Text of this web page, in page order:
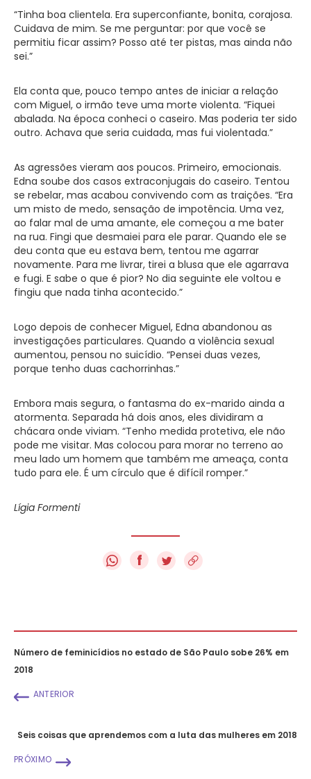
“Tinha boa clientela. Era superconfiante, bonita, corajosa.
Cuidava de mim. Se me perguntar: por que você se
permitiu ficar assim? Posso até ter pistas, mas ainda não
sei.”
Ela conta que, pouco tempo antes de iniciar a relação
com Miguel, o irmão teve uma morte violenta. “Fiquei
abalada. Na época conheci o caseiro. Mas poderia ter sido
outro. Achava que seria cuidada, mas fui violentada.”
As agressões vieram aos poucos. Primeiro, emocionais.
Edna soube dos casos extraconjugais do caseiro. Tentou
se rebelar, mas acabou convivendo com as traições. “Era
um misto de medo, sensação de impotência. Uma vez,
ao falar mal de uma amante, ele começou a me bater
na rua. Fingi que desmaiei para ele parar. Quando ele se
deu conta que eu estava bem, tentou me agarrar
novamente. Para me livrar, tirei a blusa que ele agarrava
e fugi. E sabe o que é pior? No dia seguinte ele voltou e
fingiu que nada tinha acontecido.”
Logo depois de conhecer Miguel, Edna abandonou as
investigações particulares. Quando a violência sexual
aumentou, pensou no suicídio. “Pensei duas vezes,
porque tenho duas cachorrinhas.”
Embora mais segura, o fantasma do ex-marido ainda a
atormenta. Separada há dois anos, eles dividiram a
chácara onde viviam. “Tenho medida protetiva, ele não
pode me visitar. Mas colocou para morar no terreno ao
meu lado um homem que também me ameaça, conta
tudo para ele. É um círculo que é difícil romper.”
Lígia Formenti
f
Número de feminicídios no estado de São Paulo sobe 26% em
2018
ANTERIOR
Seis coisas que aprendemos com a luta das mulheres em 2018
PRÓXIMO